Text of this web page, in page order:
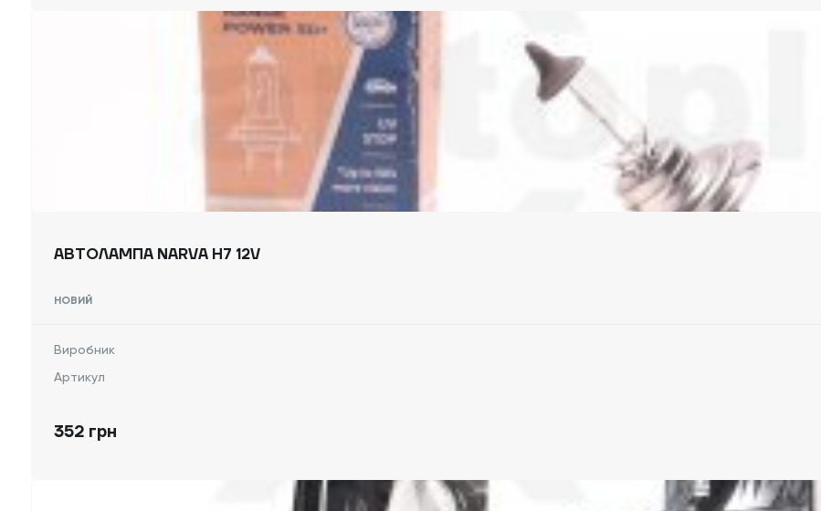
АВТОЛАМПА NARVA H7 12V
НОВИЙ
Виробник
Артикул
352 грн